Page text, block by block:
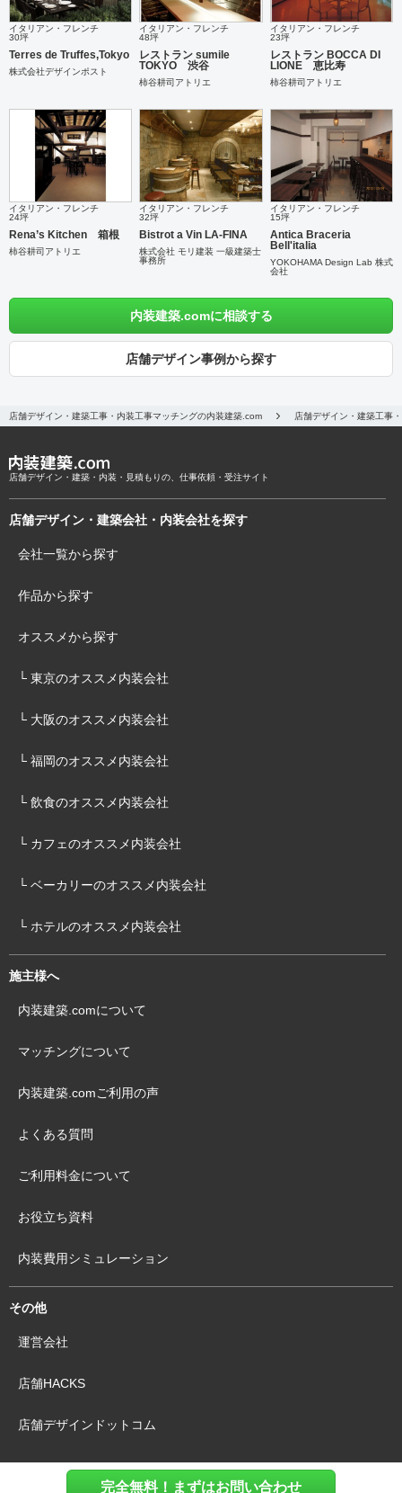
イタリアン・フレンチ
30坪
Terres de Truffes,Tokyo
株式会社デザインポスト
イタリアン・フレンチ
48坪
レストラン sumile
TOKYO 渋谷
柿谷耕司アトリエ
イタリアン・フレンチ
23坪
レストラン BOCCA DI
LIONE 恵比寿
柿谷耕司アトリエ
イタリアン・フレンチ
24坪
Rena’s Kitchen 箱根
柿谷耕司アトリエ
イタリアン・フレンチ
32坪
Bistrot a Vin LA‐FINA
株式会社 モリ建装 一級建築士
事務所
イタリアン・フレンチ
15坪
Antica Braceria
Bell'italia
YOKOHAMA Design Lab 株式
会社
内装建築.comに相談する
店舗デザイン事例から探す
完全無料！まずはお問い合わせ
店舗デザイン・建築工事・内装工事マッチングの内装建築.com 店舗デザイン・建築工事
店舗デザイン・建築・内装・見積もりの、仕事依頼・受注サイト
店舗デザイン・建築会社・内装会社を探す
会社一覧から探す
作品から探す
オススメから探す
└ 東京のオススメ内装会社
└ 大阪のオススメ内装会社
└ 福岡のオススメ内装会社
└ 飲食のオススメ内装会社
└ カフェのオススメ内装会社
└ ベーカリーのオススメ内装会社
└ ホテルのオススメ内装会社
施主様へ
内装建築.comについて
マッチングについて
内装建築.comご利用の声
よくある質問
ご利用料金について
お役立ち資料
内装費用シミュレーション
その他
運営会社
店舗HACKS
店舗デザインドットコム